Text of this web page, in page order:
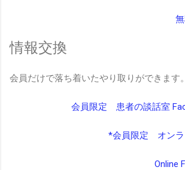
情報交換
会員だけで落ち着いたやり取りができます。
会員限定 患者の談話室
*会員限定 オンラ
Online